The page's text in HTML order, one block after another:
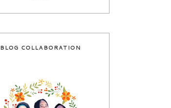
BLOG COLLABORATION